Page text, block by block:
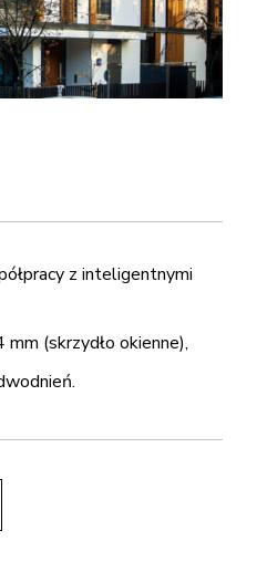
z inteligentnymi
(skrzydło okienne),